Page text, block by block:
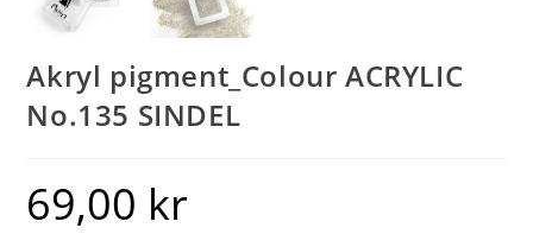
Akryl pigment_Colour ACRYLIC
No.135 SINDEL
69,00 kr